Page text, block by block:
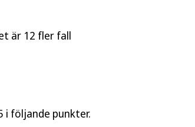
är 12 fler fall
i följande punkter.